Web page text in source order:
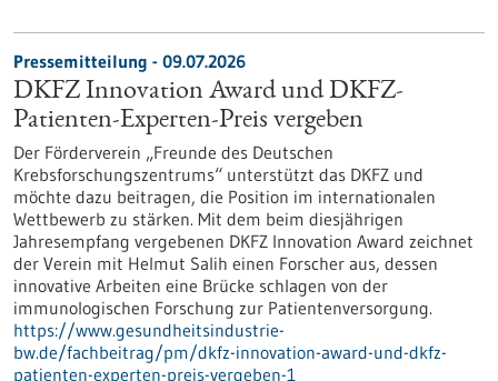
Pressemitteilung - 09.07.2026
DKFZ Innovation Award und DKFZ-
Patienten-Experten-Preis vergeben
Der Förderverein „Freunde des Deutschen
Krebsforschungszentrums“ unterstützt das DKFZ und
möchte dazu beitragen, die Position im internationalen
Wettbewerb zu stärken. Mit dem beim diesjährigen
Jahresempfang vergebenen DKFZ Innovation Award zeichnet
der Verein mit Helmut Salih einen Forscher aus, dessen
innovative Arbeiten eine Brücke schlagen von der
immunologischen Forschung zur Patientenversorgung.
https://www.gesundheitsindustrie-
bw.de/fachbeitrag/pm/dkfz-innovation-award-und-dkfz-
patienten-experten-preis-vergeben-1